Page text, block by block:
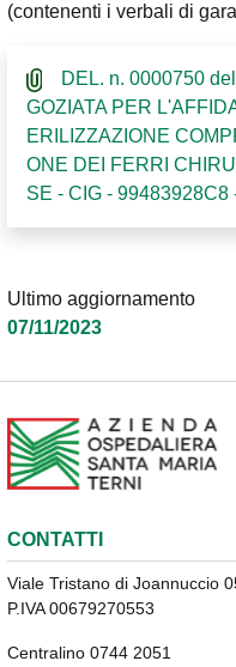
(contenenti i verbali di
DEL. n. 0000750
GOZIATA PER
ERILIZZAZIONE
ONE DEI FERRI
SE - CIG - 99483928C8
Ultimo aggiornamento
07/11/2023
CONTATTI
Viale Tristano di Joannuccio
P.IVA 00679270553
Centralino 0744 2051